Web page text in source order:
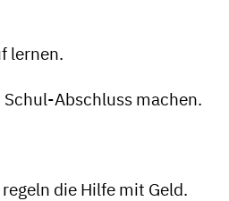
lernen.
Schul-Abschluss machen.
regeln die Hilfe mit Geld.